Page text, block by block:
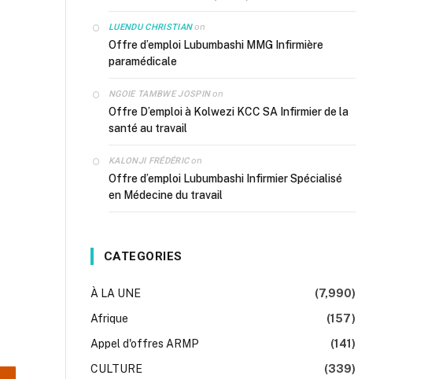
LUENDU CHRISTIANon
Offre d’emploi Lubumbashi MMG Infirmière
paramédicale
NGOIE TAMBWE JOSPINon
Offre D’emploi à Kolwezi KCC SA Infirmier de la
santé au travail
KALONJI FRÉDÉRICon
Offre d’emploi Lubumbashi Infirmier Spécialisé
en Médecine du travail
CATEGORIES
À LA UNE
(7,990)
Afrique
(157)
Appel d'offres ARMP
(141)
CULTURE
(339)